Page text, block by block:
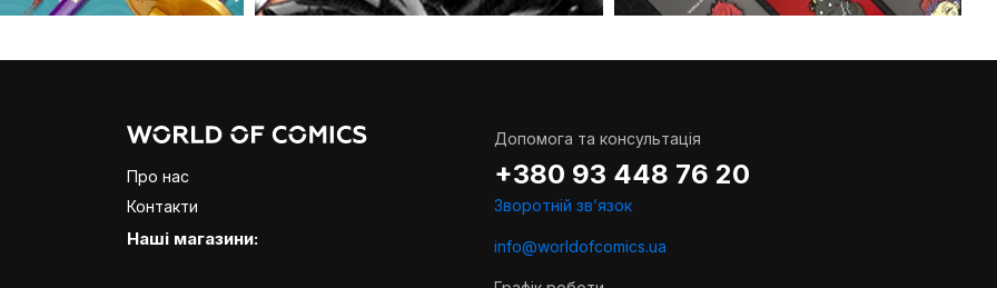
Про нас
Контакти
Наші магазини:
Допомога та консультація
+380 93 448 76 20
Зворотній звʼязок
info@worldofcomics.ua